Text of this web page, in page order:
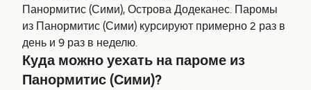
Панормитис (Сими), Острова Додеканес. Паромы
из Панормитис (Сими) курсируют примерно 2 раз в
день и 9 раз в неделю.
Куда можно уехать на пароме из
Панормитис (Сими)?